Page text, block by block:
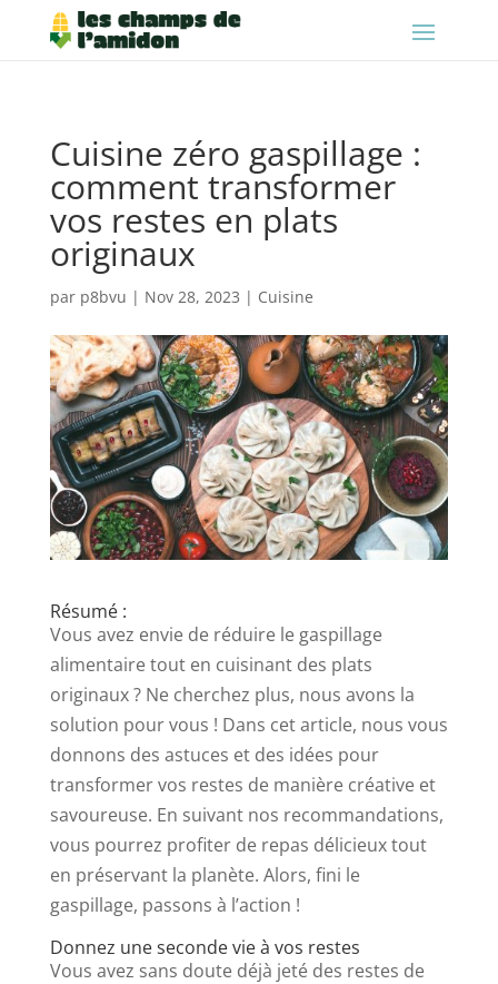
Cuisine zéro gaspillage :
comment transformer
vos restes en plats
originaux
par p8bvu | Nov 28, 2023 | Cuisine
Résumé :
Vous avez envie de réduire le gaspillage
alimentaire tout en cuisinant des plats
originaux ? Ne cherchez plus, nous avons la
solution pour vous ! Dans cet article, nous vous
donnons des astuces et des idées pour
transformer vos restes de manière créative et
savoureuse. En suivant nos recommandations,
vous pourrez profiter de repas délicieux tout
en préservant la planète. Alors, fini le
gaspillage, passons à l’action !
Donnez une seconde vie à vos restes
Vous avez sans doute déjà jeté des restes de